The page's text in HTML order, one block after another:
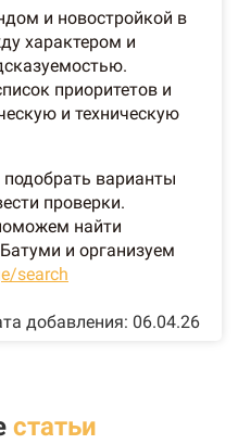
и новостройкой в
характером и
приоритетов и
и техническую
варианты
проверки.
найти
и организуем
search
добавления: 06.04.26
статьи